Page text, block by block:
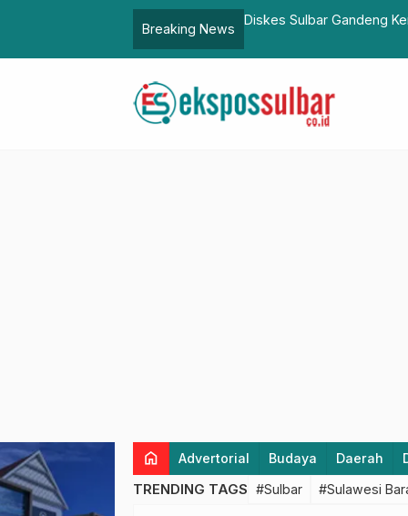
Breaking News
Gandeng Kemenkes RI dan Dokter Lintas Batas Gelar
Perkuat Kesiapsiagaan di Daerah Rawan Bencana
home Advertorial Budaya Daerah
TRENDING TAGS #Sulbar #Sulawesi